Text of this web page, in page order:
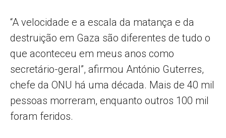
“A velocidade e a escala da matança e da
destruição em Gaza são diferentes de tudo o
que aconteceu em meus anos como
secretário-geral”, afirmou António Guterres,
chefe da ONU há uma década. Mais de 40 mil
pessoas morreram, enquanto outros 100 mil
foram feridos.